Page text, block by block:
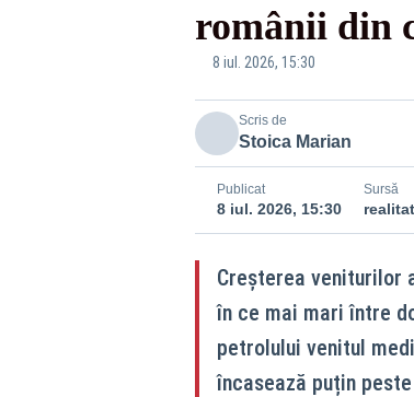
românii din
8 iul. 2026, 15:30
Scris de
Stoica Marian
Publicat
8 iul. 2026, 15:30
Sursă
Creșterea veniturilor
în ce mai mari între
petrolului venitul
încasează puțin